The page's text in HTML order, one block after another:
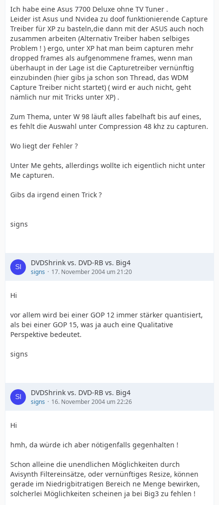
Ich habe eine Asus 7700 Deluxe ohne TV Tuner .
Leider ist Asus und Nvidea zu doof funktionierende Capture
Treiber für XP zu basteln,die dann mit der ASUS auch noch
zusammen arbeiten (Alternativ Treiber haben selbiges
Problem ! ) ergo, unter XP hat man beim capturen mehr
dropped frames als aufgenommene frames, wenn man
überhaupt in der Lage ist die Capturetreiber vernünftig
einzubinden (hier gibs ja schon son Thread, das WDM
Capture Treiber nicht startet) ( wird er auch nicht, geht
nämlich nur mit Tricks unter XP) .
Zum Thema, unter W 98 läuft alles fabelhaft bis auf eines,
es fehlt die Auswahl unter Compression 48 khz zu capturen.
Wo liegt der Fehler ?
Unter Me gehts, allerdings wollte ich eigentlich nicht unter
Me capturen.
Gibs da irgend einen Trick ?
signs
DVDShrink vs. DVD-RB vs. Big4
signs 17. November 2004 um 21:20
Hi
vor allem wird bei einer GOP 12 immer stärker quantisiert,
als bei einer GOP 15, was ja auch eine Qualitative
Perspektive bedeutet.
signs
DVDShrink vs. DVD-RB vs. Big4
signs 16. November 2004 um 22:26
Hi
hmh, da würde ich aber nötigenfalls gegenhalten !
Schon alleine die unendlichen Möglichkeiten durch
Avisynth Filtereinsätze, oder vernünftiges Resize, können
gerade im Niedrigbitratigen Bereich ne Menge bewirken,
solcherlei Möglichkeiten scheinen ja bei Big3 zu fehlen !